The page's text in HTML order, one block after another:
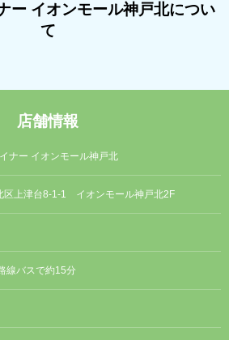
ー イオンモール神戸北につい
て
店舗情報
ナー イオンモール神戸北
区上津台8-1-1 イオンモール神戸北2F
線バスで約15分